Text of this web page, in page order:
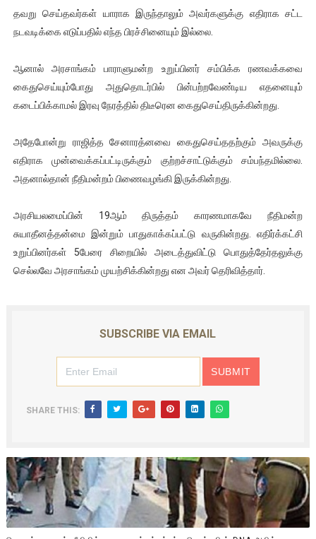
தவறு செய்தவர்கள் யாராக இருந்தாலும் அவர்களுக்கு எதிராக சட்ட
நடவடிக்கை எடுப்பதில் எந்த பிரச்சினையும் இல்லை.
ஆனால் அரசாங்கம் பாராளுமன்ற உறுப்பினர் சம்பிக்க ரணவக்கவை
கைதுசெய்யும்போது அதுதொடர்பில் பின்பற்றவேண்டிய எதனையும்
கடைப்பிக்காமல் இரவு நேரத்தில் திடீரென கைதுசெய்திருக்கின்றது.
அதேபோன்று ராஜித்த சேனாரத்னவை கைதுசெய்ததற்கும் அவருக்கு
எதிராக முன்வைக்கப்பட்டிருக்கும் குற்றச்சாட்டுக்கும் சம்பந்தமில்லை.
அதனால்தான் நீதிமன்றம் பிணைவழங்கி இருக்கின்றது.
அரசியலமைப்பின் 19ஆம் திருத்தம் காரணமாகவே நீதிமன்ற
சுயாதீனத்தன்மை இன்றும் பாதுகாக்கப்பட்டு வருகின்றது. எதிர்க்கட்சி
உறுப்பினர்கள் 5பேரை சிறையில் அடைத்துவிட்டு பொதுத்தேர்தலுக்கு
செல்லவே அரசாங்கம் முயற்சிக்கின்றது என அவர் தெரிவித்தார்.
SUBSCRIBE VIA EMAIL
SHARE THIS: